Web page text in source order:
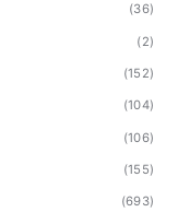
(36)
(2)
(152)
(104)
(106)
(155)
(693)